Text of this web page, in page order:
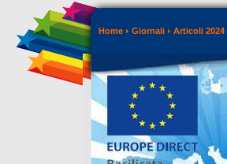
Home Giornali Articoli 2024